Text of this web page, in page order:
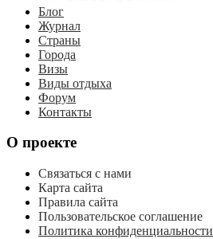
Блог
Журнал
Страны
Города
Визы
Виды отдыха
Форум
Контакты
О проекте
Связаться с нами
Карта сайта
Правила сайта
Пользовательское соглашение
Политика конфиденциальности